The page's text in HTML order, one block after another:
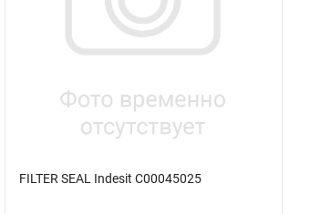
FILTER SEAL Indesit C00045025